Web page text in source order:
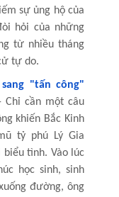
sự ủng hộ của
hỏi của những
từ nhiều tháng
tự do.
"tấn công"
Chỉ cần một câu
khiến Bắc Kinh
tỷ phú Lý Gia
biểu tình. Vào lúc
học sinh, sinh
đường, ông